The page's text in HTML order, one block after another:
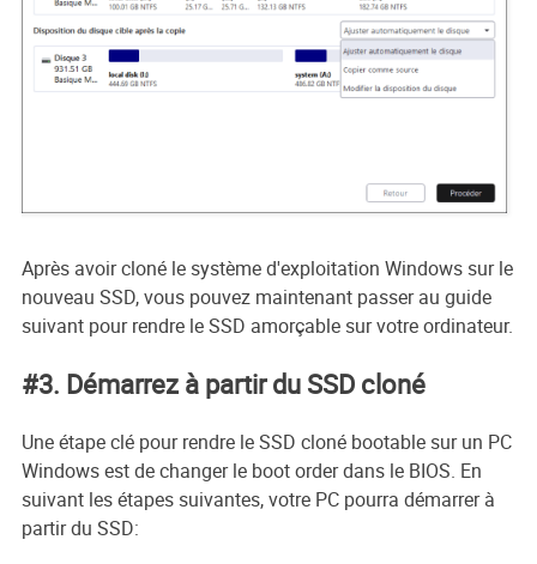
Après avoir cloné le système d'exploitation Windows sur le
nouveau SSD, vous pouvez maintenant passer au guide
suivant pour rendre le SSD amorçable sur votre ordinateur.
#3. Démarrez à partir du SSD cloné
Une étape clé pour rendre le SSD cloné bootable sur un PC
Windows est de changer le boot order dans le BIOS. En
suivant les étapes suivantes, votre PC pourra démarrer à
partir du SSD: